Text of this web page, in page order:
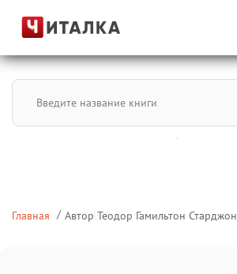
Главная Автор Теодор Гамильтон Старджон